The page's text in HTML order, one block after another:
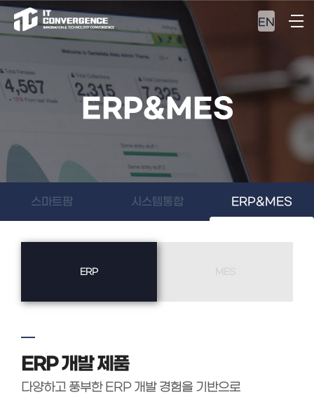
EN
ERP&MES
스마트팜 시스템통합 ERP&MES
ERP
ERP 개발 제품
다양하고 풍부한 ERP 개발 경험을 기반으로